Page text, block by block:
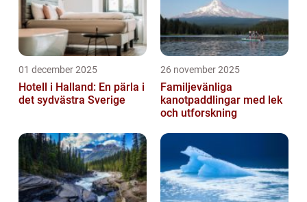
01 december 2025
Hotell i Halland: En pärla i
det sydvästra Sverige
26 november 2025
Familjevänliga
kanotpaddlingar med lek
och utforskning